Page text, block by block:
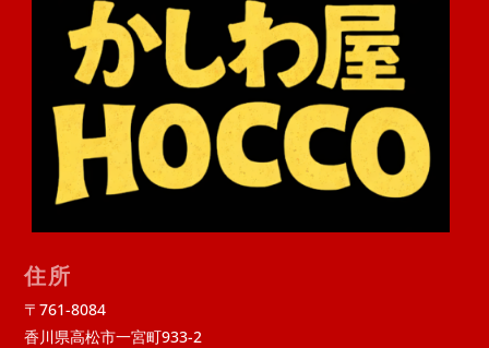
住所
〒761-8084
香川県高松市一宮町933-2